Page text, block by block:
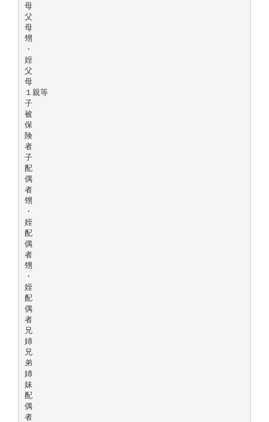
母
父
母
甥
・
姪
父
母
１親等
子
被
保
険
者
子
配
偶
者
甥
・
姪
配
偶
者
甥
・
姪
配
偶
者
兄
姉
兄
弟
姉
妹
配
偶
者